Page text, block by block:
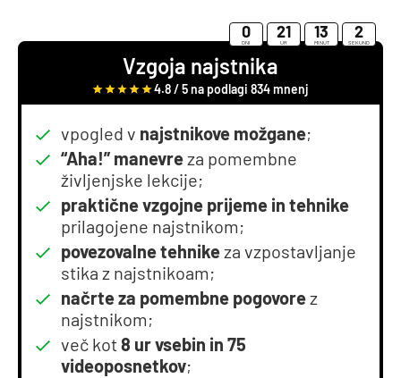
0
DNI
21
UR
13
MINUT
1
SEKUND
Vzgoja najstnika
4.8 / 5 na podlagi 834 mnenj
vpogled v najstnikove možgane;
“Aha!” manevreza pomembne
življenjske lekcije;
praktične vzgojne prijeme in tehnike
prilagojene najstnikom;
povezovalne tehnikeza vzpostavljanje
stika z najstnikoam;
načrte za pomembne pogovorez
najstnikom;
več kot8 ur vsebin in 75
videoposnetkov;